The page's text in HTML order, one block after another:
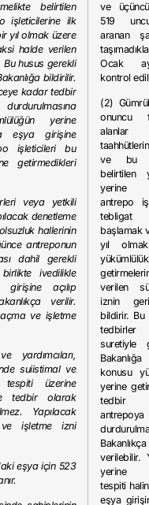
belirtilen
işleticilerine ilk
yıl olmak üzere
halde verilen
Bu husus gerekli
bildirilir.
kadar tedbir
yerine
eşya girişine
işleticileri bu
getirmedikleri
veya yetkili
denetleme
hallerinin
antreponun
dahil gerekli
ivedilikle
girişine açılıp
verilir.
ve işletme
yardımcıları,
suiistimal ve
tespiti üzerine
tedbir olarak
Yapılacak
ve işletme izni
eşya için 523
ve
519
aranan
Ocak
kontrol
(2)
onuncu
alanlar
ve bu
belirtilen
yerine
antrepo
tebligat
başlamak
yıl
verilen
iznin geri
bildirir. Bu
suretiyle
konusu
yerine
tedbir
antrepoya
verilebilir.
yerine
tespiti
eşya